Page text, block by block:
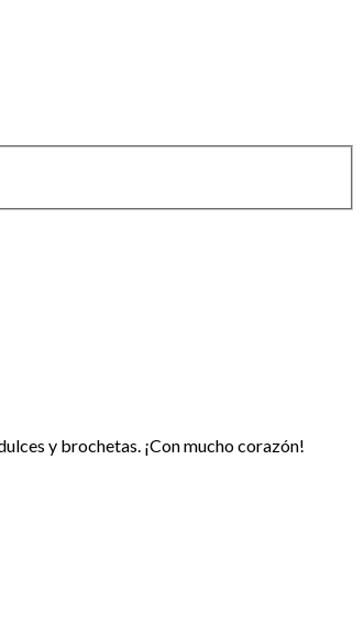
y brochetas. ¡Con mucho corazón!